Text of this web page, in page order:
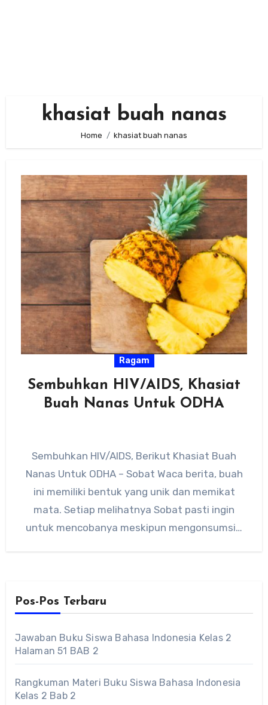
khasiat buah nanas
Home khasiat buah nanas
Ragam
Sembuhkan HIV/AIDS, Khasiat
Buah Nanas Untuk ODHA
Sembuhkan HIV/AIDS, Berikut Khasiat Buah
Nanas Untuk ODHA – Sobat Waca berita, buah
ini memiliki bentuk yang unik dan memikat
mata. Setiap melihatnya Sobat pasti ingin
untuk mencobanya meskipun mengonsumsi…
Pos-Pos Terbaru
Jawaban Buku Siswa Bahasa Indonesia Kelas 2
Halaman 51 BAB 2
Rangkuman Materi Buku Siswa Bahasa Indonesia
Kelas 2 Bab 2